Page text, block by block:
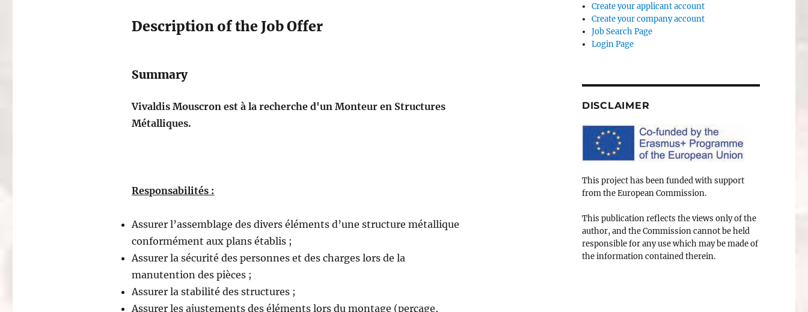
Description of the Job Offer
Summary
Vivaldis Mouscron est à la recherche d'un Monteur en Structures
Métalliques.
Responsabilités :
Assurer l’assemblage des divers éléments d’une structure métallique
conformément aux plans établis ;
Assurer la sécurité des personnes et des charges lors de la
manutention des pièces ;
Assurer la stabilité des structures ;
Assurer les ajustements des éléments lors du montage (perçage,
Create your applicant account
Create your company account
Job Search Page
Login Page
DISCLAIMER
This project has been funded with support
from the European Commission.
This publication reflects the views only of the
author, and the Commission cannot be held
responsible for any use which may be made of
the information contained therein.